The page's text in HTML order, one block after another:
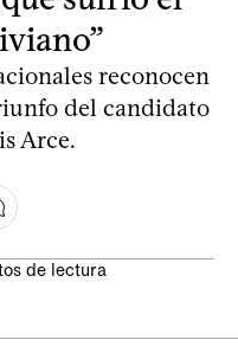
reconocen
del candidato
Arce.
de lectura